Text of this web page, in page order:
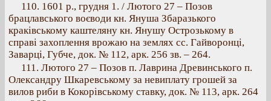
110. 1601 p., грудня 1. / Лютого 27 – Позов
брацлавського воєводи кн. Януша Збаразького
краківському каштеляну кн. Янушу Острозькому в
справі захоплення врожаю на землях сс. Гайворонці,
Заварці, Губче, док. № 112, арк. 256 зв. – 264.
111. Лютого 27 – Позов п. Лаврина Древинського п.
Олександру Шкаревському за невиплату грошей за
вилов риби в Кокорівському ставку, док. № 113, арк. 264